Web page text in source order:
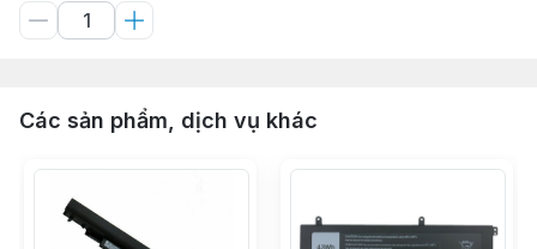
Các sản phẩm, dịch vụ khác